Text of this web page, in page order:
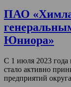
ПАО
Юниора»
С 1 июля 2023
стало активно
предприятий